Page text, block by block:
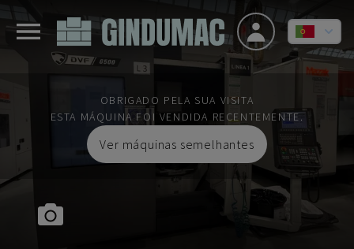
OBRIGADO PELA SUA VISITA
ESTA MÁQUINA FOI VENDIDA RECENTEMENTE.
Ver máquinas semelhantes